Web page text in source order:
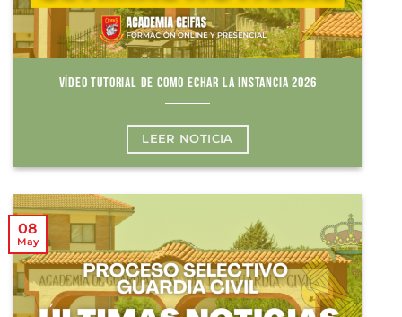
VÍDEO TUTORIAL DE COMO ECHAR LA INSTANCIA 2026
LEER NOTICIA
08
May